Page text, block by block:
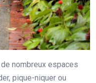
nombreux espaces
pique-niquer ou